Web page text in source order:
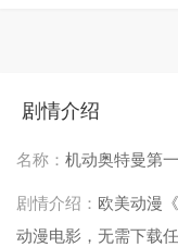
剧情介绍
名称： 机动奥特曼第
剧情介绍： 欧美动漫
动漫电影，无需下载